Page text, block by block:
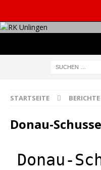
STARTSEITE BERICHTE
Donau-
Donau-